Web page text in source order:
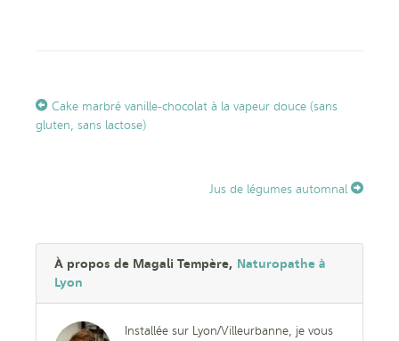
Cake marbré vanille-chocolat à la vapeur douce (sans
gluten, sans lactose)
Jus de légumes automnal
À propos de Magali Tempère, Naturopathe à
Lyon
Installée sur Lyon/Villeurbanne, je vous